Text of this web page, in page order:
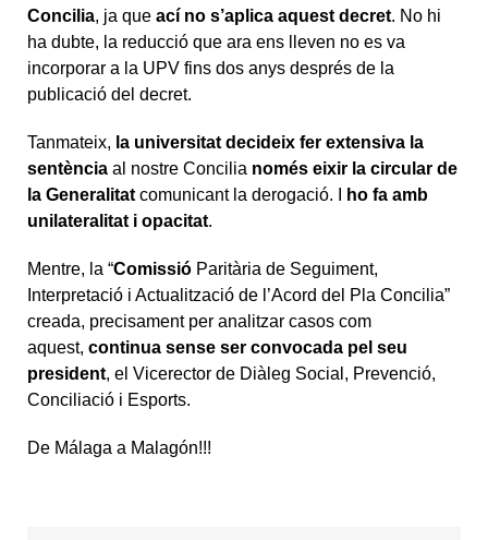
Concilia, ja que ací no s’aplica aquest decret. No hi
ha dubte, la reducció que ara ens lleven no es va
incorporar a la UPV fins dos anys després de la
publicació del decret.
Tanmateix, la universitat decideix fer extensiva la
sentència al nostre Concilia només eixir la circular de
la Generalitat comunicant la derogació. I
ho fa amb
unilateralitat i opacitat.
Mentre, la “Comissió Paritària de Seguiment,
Interpretació i Actualització de l’Acord del Pla Concilia”
creada, precisament per analitzar casos com
aquest, continua sense ser convocada pel seu
president, el Vicerector de Diàleg Social, Prevenció,
Conciliació i Esports.
De Málaga a Malagón!!!